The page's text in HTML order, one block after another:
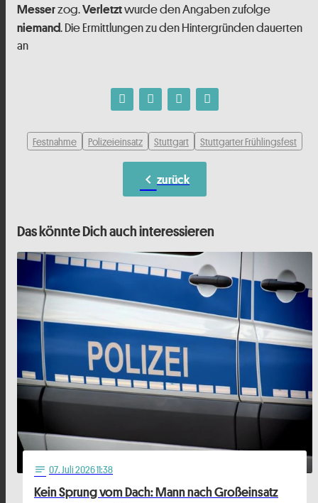
Messerzog.Verletztwurde den Angaben zufolge
niemand. Die Ermittlungen zu den Hintergründen dauerten
an
Festnahme Polizeieinsatz Stuttgart Stuttgarter Frühlingsfest
chevron_left zurück
Das könnte Dich auch interessieren
notes 07. Juli 2026 11:38
Kein Sprung vom Dach: Mann nach Großeinsatz